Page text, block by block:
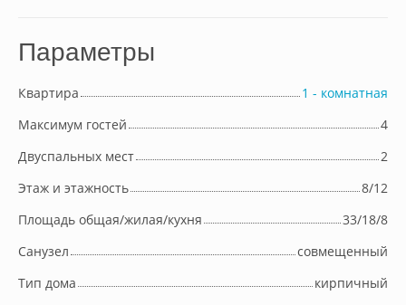
Параметры
Квартира
1 - комнатная
Максимум гостей
4
Двуспальных мест
2
Этаж и этажность
8/12
Площадь общая/жилая/кухня
33/18/8
Cанузел
совмещенный
Тип дома
кирпичный